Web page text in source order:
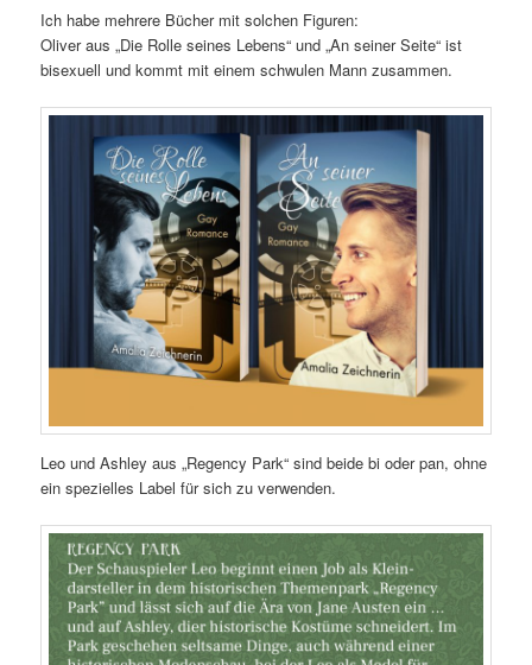
Ich habe mehrere Bücher mit solchen Figuren:
Oliver aus „Die Rolle seines Lebens“ und „An seiner Seite“ ist
bisexuell und kommt mit einem schwulen Mann zusammen.
Leo und Ashley aus „Regency Park“ sind beide bi oder pan, ohne
ein spezielles Label für sich zu verwenden.